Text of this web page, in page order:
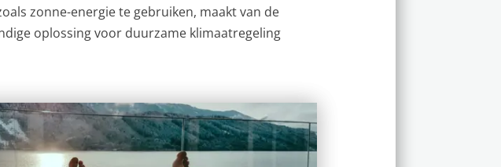
zonne-energie te gebruiken, maakt van de
oplossing voor duurzame klimaatregeling